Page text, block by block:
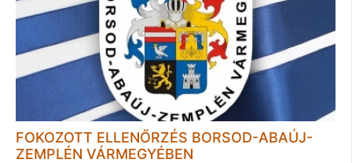
FOKOZOTT ELLENŐRZÉS BORSOD-ABAÚJ-
ZEMPLÉN VÁRMEGYÉBEN